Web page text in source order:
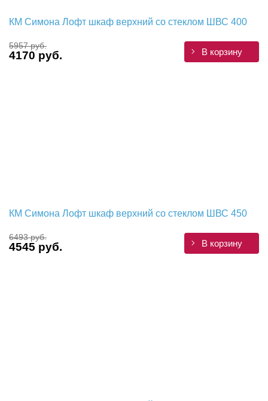
КМ Симона Лофт шкаф верхний со стеклом ШВС 400
5957 руб.
4170 руб. В корзину
КМ Симона Лофт шкаф верхний со стеклом ШВС 450
6493 руб.
4545 руб. В корзину